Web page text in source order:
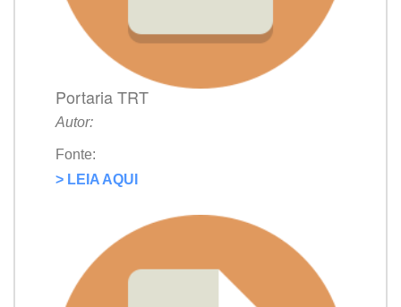
Portaria TRT
Autor:
Fonte:
> LEIA AQUI